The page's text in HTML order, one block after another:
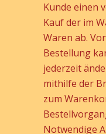
Kunde einen
Kauf der im
Waren ab.
Bestellung
jederzeit
mithilfe der
zum
Notwendige